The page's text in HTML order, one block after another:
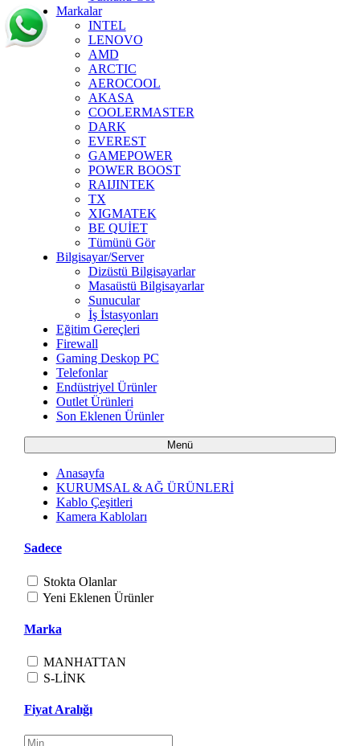
Markalar
INTEL
LENOVO
AMD
ARCTIC
AEROCOOL
AKASA
COOLERMASTER
DARK
EVEREST
GAMEPOWER
POWER BOOST
RAIJINTEK
TX
XIGMATEK
BE QUİET
Tümünü Gör
Bilgisayar/Server
Dizüstü Bilgisayarlar
Masaüstü Bilgisayarlar
Sunucular
İş İstasyonları
Eğitim Gereçleri
Firewall
Gaming Deskop PC
Telefonlar
Endüstriyel Ürünler
Outlet Ürünleri
Son Eklenen Ürünler
Menü
Anasayfa
KURUMSAL & AĞ ÜRÜNLERİ
Kablo Çeşitleri
Kamera Kabloları
Sadece
Stokta Olanlar
Yeni Eklenen Ürünler
Marka
MANHATTAN
S-LİNK
Fiyat Aralığı